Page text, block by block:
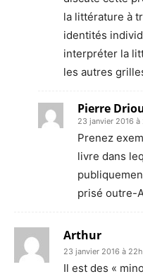
la littérature à
identités
interpréter la
les autres
Pierre
23 janvier 2016 à
Prenez
livre dans
prisé outre-
Arthur
23 janvier 2016 à
Il est des «